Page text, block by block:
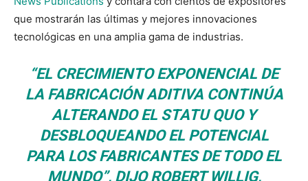
que mostrarán las últimas y mejores innovaciones
tecnológicas en una amplia gama de industrias.
“EL CRECIMIENTO EXPONENCIAL DE
LA FABRICACIÓN ADITIVA CONTINÚA
ALTERANDO EL STATU QUO Y
DESBLOQUEANDO EL POTENCIAL
PARA LOS FABRICANTES DE TODO EL
MUNDO”, DIJO ROBERT WILLIG,